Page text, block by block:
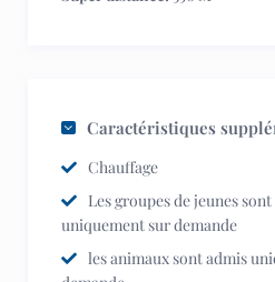
Caractéristiques
Chauffage
Les groupes de jeunes
uniquement sur demande
les animaux sont admis